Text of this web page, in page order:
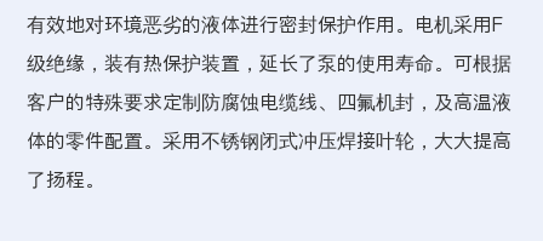
有效地对环境恶劣的液体进行密封保护作用。电机采用F
级绝缘，装有热保护装置，延长了泵的使用寿命。可根据
客户的特殊要求定制防腐蚀电缆线、四氟机封，及高温液
体的零件配置。采用不锈钢闭式冲压焊接叶轮，大大提高
了扬程。